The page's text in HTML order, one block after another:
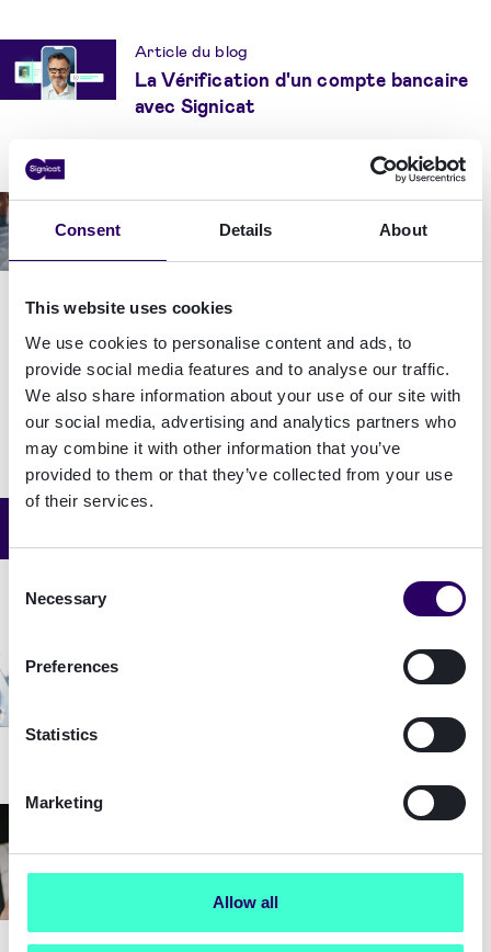
Consent Details About
This website uses cookies
We use cookies to personalise content and ads, to
provide social media features and to analyse our traffic.
We also share information about your use of our site with
our social media, advertising and analytics partners who
may combine it with other information that you’ve
provided to them or that they’ve collected from your use
of their services.
Selection
Necessary
Preferences
Statistics
Marketing
Allow all
Article du blog
La Vérification d'un compte bancaire
avec Signicat
Article du blog
La vérification de l'identité à l'aide
d'images et de selfies est contraire aux
Article du blog
Comment vérifier une carte d'identité
?
Article du blog
Signature électronique avancée :
Électronique Qualifié (QES) ?